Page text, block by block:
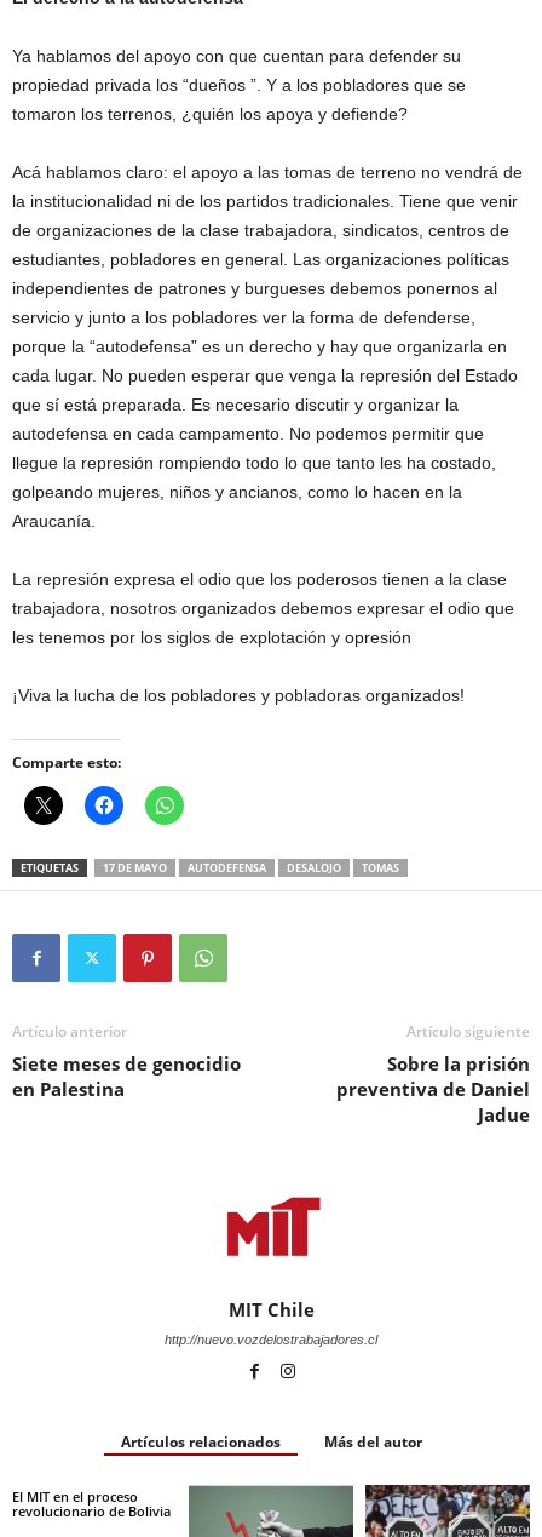
Ya hablamos del apoyo con que cuentan para defender su
propiedad privada los “dueños ”. Y a los pobladores que se
tomaron los terrenos, ¿quién los apoya y defiende?
Acá hablamos claro: el apoyo a las tomas de terreno no vendrá de
la institucionalidad ni de los partidos tradicionales. Tiene que venir
de organizaciones de la clase trabajadora, sindicatos, centros de
estudiantes, pobladores en general. Las organizaciones políticas
independientes de patrones y burgueses debemos ponernos al
servicio y junto a los pobladores ver la forma de defenderse,
porque la “autodefensa” es un derecho y hay que organizarla en
cada lugar. No pueden esperar que venga la represión del Estado
que sí está preparada. Es necesario discutir y organizar la
autodefensa en cada campamento. No podemos permitir que
llegue la represión rompiendo todo lo que tanto les ha costado,
golpeando mujeres, niños y ancianos, como lo hacen en la
Araucanía.
La represión expresa el odio que los poderosos tienen a la clase
trabajadora, nosotros organizados debemos expresar el odio que
les tenemos por los siglos de explotación y opresión
¡Viva la lucha de los pobladores y pobladoras organizados!
Comparte esto:
ETIQUETAS 17 DE MAYO AUTODEFENSA DESALOJO TOMAS
Artículo anterior
Siete meses de genocidio
en Palestina
Artículo siguiente
Sobre la prisión
preventiva de Daniel
Jadue
MIT Chile
http://nuevo.vozdelostrabajadores.cl
Artículos relacionados Más del autor
El MIT en el proceso
revolucionario de Bolivia